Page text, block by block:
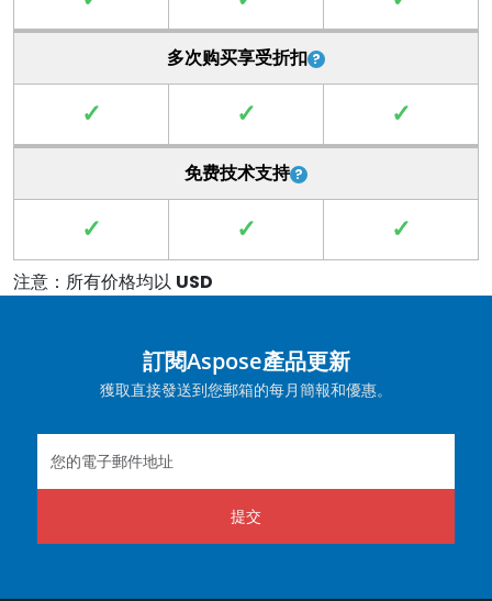
多次购买享受折扣
✓ ✓ ✓
免费技术支持
✓ ✓ ✓
注意：所有价格均以 USD
訂閱Aspose產品更新
獲取直接發送到您郵箱的每月簡報和優惠。
提交